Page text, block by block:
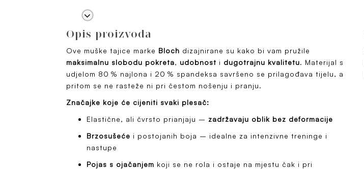
Opis proizvoda
Ove muške tajice marke Bloch dizajnirane su kako bi vam pružile
maksimalnu slobodu pokreta, udobnost i dugotrajnu kvalitetu. Materijal s
udjelom 80 % najlona i 20 % spandeksa savršeno se prilagođava tijelu, a
pritom se ne rasteže ni pri čestom nošenju i pranju.
Značajke koje će cijeniti svaki plesač:
Elastične, ali čvrsto prianjaju – zadržavaju oblik bez deformacije
Brzosušeće i postojanih boja – idealne za intenzivne treninge i
nastupe
Pojas s ojačanjem koji se ne rola i ostaje na mjestu čak i pri